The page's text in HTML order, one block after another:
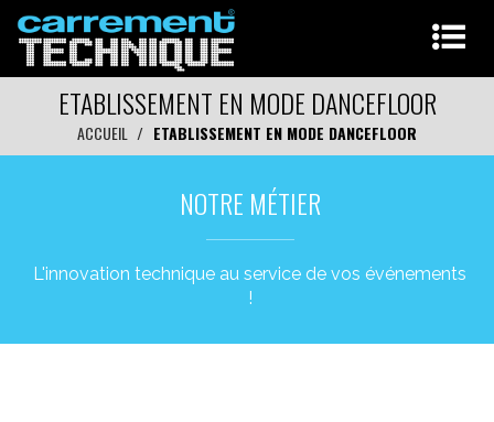
ETABLISSEMENT EN MODE DANCEFLOOR
ACCUEIL ETABLISSEMENT EN MODE DANCEFLOOR
NOTRE MÉTIER
L'innovation technique au service de vos événements
!